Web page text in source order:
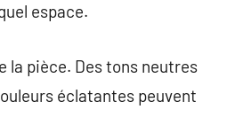
espace.
la pièce. Des tons neutres
éclatantes peuvent